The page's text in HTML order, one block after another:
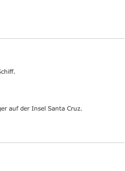
auf der Insel Santa Cruz.